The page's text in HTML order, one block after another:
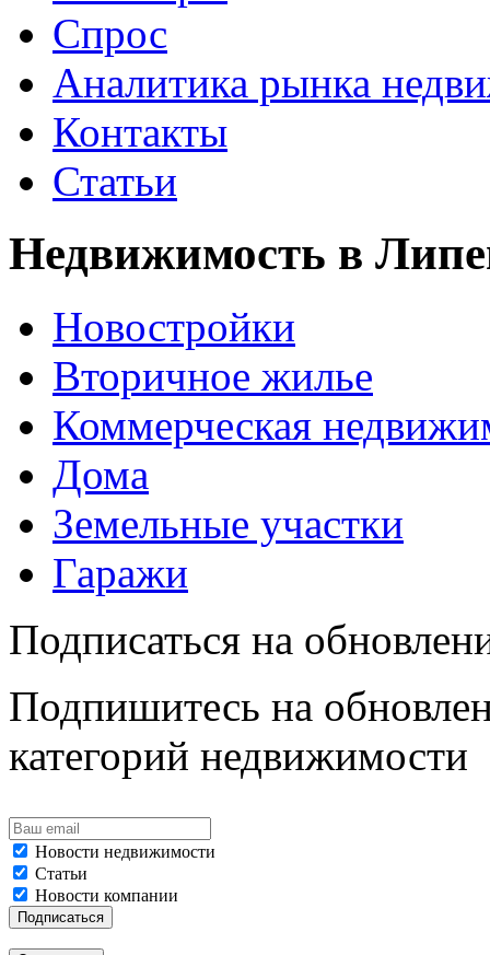
Спрос
Аналитика рынка
Контакты
Статьи
Недвижимость в
Новостройки
Вторичное жилье
Коммерческая
Дома
Земельные участки
Гаражи
Подписаться на
Подпишитесь на
категорий недвижимости
Новости недвижимости
Статьи
Новости компании